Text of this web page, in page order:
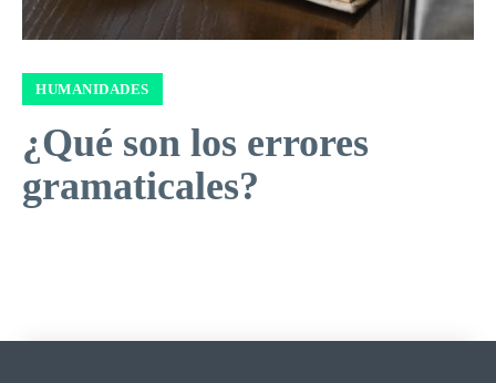
HUMANIDADES
¿Qué son los errores
gramaticales?